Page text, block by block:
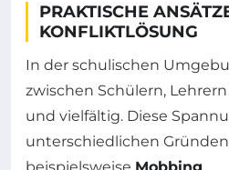
PRAKTISCHE
KONFLIKTLÖSUNG
In der schulischen
zwischen Schülern,
und vielfältig. Diese
unterschiedlichen Gründen
beispielsweise Mobbing,